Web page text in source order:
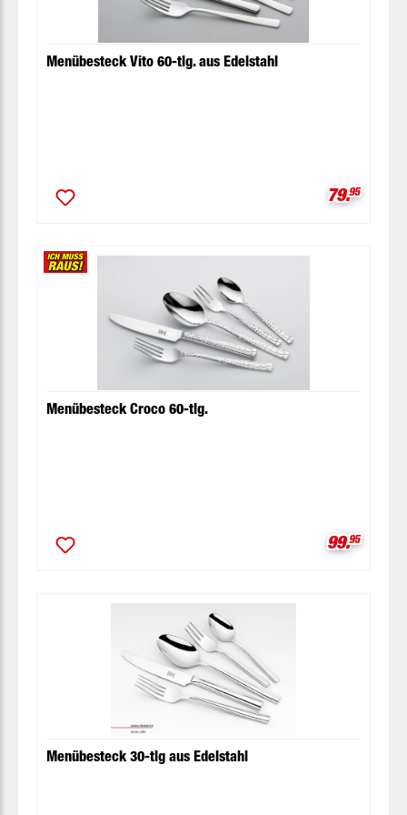
Menübesteck Vito 60-tlg. aus Edelstahl
79.95
Menübesteck Croco 60-tlg.
99.95
Menübesteck 30-tlg aus Edelstahl